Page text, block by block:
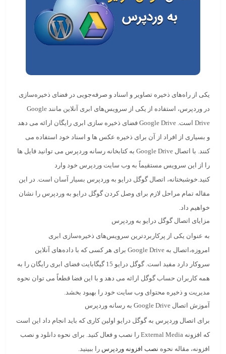
یکی از راه‌های ذخیره تصاویر و اسناد و صرفه‌جویی در فضای ذخیره‌سازی
در وردپرس، استفاده از یکی از سرویس‌های ابری آنلاین مانند Google
Drive است. Google Drive فضای ذخیره سازی ابری رایگان ارائه می دهد
و بسیاری از افراد از آن برای ذخیره عکس ها و اسناد خود استفاده می
کنند. با اتصال Google Drive به کتابخانه رسانه وردپرس می توانید فایل ها
را از این سرویس مستقیماً به وب سایت وردپرس خود وارد
کنید.خوشبختانه، اتصال گوگل درایو به وردپرس بسیار آسان است. در این
مقاله تمام مراحل لازم برای وصل کردن گوگل درایو به وردپرس را نشان
خواهیم داد.
مزایای اتصال گوگل درایو به وردپرس
به عنوان یکی از پرکاربردترین سرویس‌های ذخیره‌سازی ابری
امروزه،اتصال به Google Drive برای هر کسی که با داده‌های آنلاین
سروکار دارد مفید است. گوگل درایو 15 گیگابایت فضای ابری رایگان را به
همه کاربران حساب گوگل ارائه می دهد و با این فضا قطعاً می توان نحوه
مدیریت و ذخیره محتوای وب سایت خود را بهبود بخشد.
آموزش اتصال Google Drive به رسانه وردپرس
برای اتصال وردپرس به گوگل درایو اولین کاری که باید انجام داد این است
که افزونه External Media را نصب و فعال کنید. برای نحوه دانلود و نصب
افزونه، مقاله نحوه نصب افزونه وردپرس را ببینید.